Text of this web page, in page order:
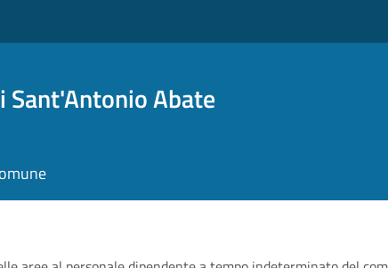
Sant'Antonio Abate